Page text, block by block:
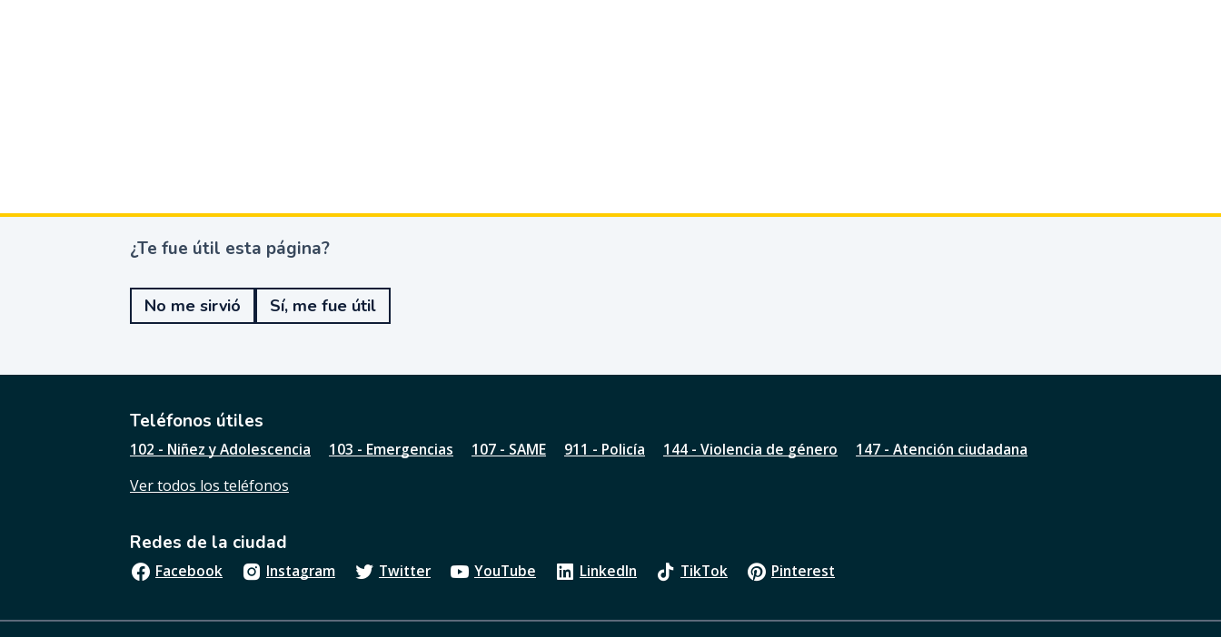
¿
e
u
t
l
s
a
g
i
n
?
¿Te fue útil esta página?
No me sirvió Sí, me fue útil
Teléfonos útiles
102 - Niñez y Adolescencia 103 - Emergencias 107 - SAME 911 - Policía 144 - Violencia de género
147 - Atención ciudadana
Ver todos los teléfonos
Redes de la ciudad
Facebook Instagram Twitter YouTube LinkedIn TikTok Pinterest